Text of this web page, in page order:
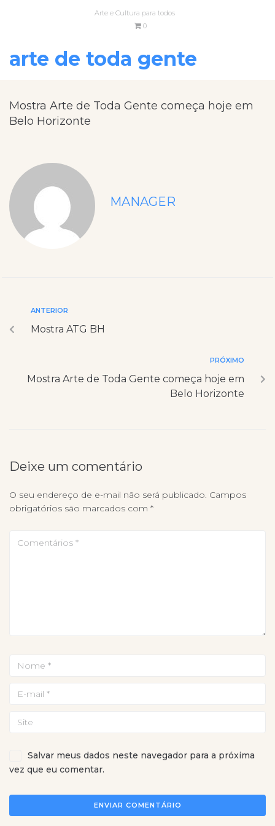
Arte e Cultura para todos
0
arte de toda gente
Mostra Arte de Toda Gente começa hoje em
Belo Horizonte
MANAGER
ANTERIOR
Mostra ATG BH
PRÓXIMO
Mostra Arte de Toda Gente começa hoje em
Belo Horizonte
Deixe um comentário
O seu endereço de e-mail não será publicado. Campos
obrigatórios são marcados com *
Salvar meus dados neste navegador para a próxima
vez que eu comentar.